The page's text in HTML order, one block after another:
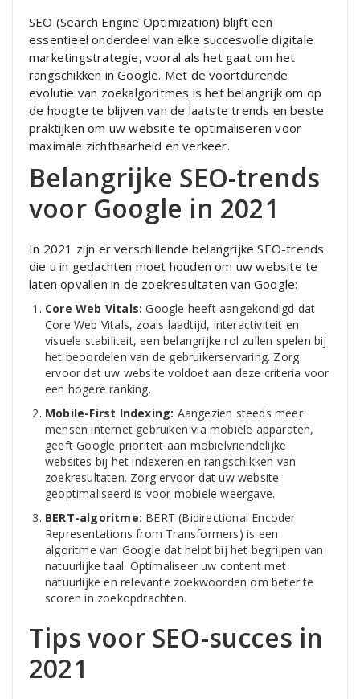
SEO (Search Engine Optimization) blijft een
essentieel onderdeel van elke succesvolle digitale
marketingstrategie, vooral als het gaat om het
rangschikken in Google. Met de voortdurende
evolutie van zoekalgoritmes is het belangrijk om op
de hoogte te blijven van de laatste trends en beste
praktijken om uw website te optimaliseren voor
maximale zichtbaarheid en verkeer.
Belangrijke SEO-trends
voor Google in 2021
In 2021 zijn er verschillende belangrijke SEO-trends
die u in gedachten moet houden om uw website te
laten opvallen in de zoekresultaten van Google:
Core Web Vitals: Google heeft aangekondigd dat
Core Web Vitals, zoals laadtijd, interactiviteit en
visuele stabiliteit, een belangrijke rol zullen spelen bij
het beoordelen van de gebruikerservaring. Zorg
ervoor dat uw website voldoet aan deze criteria voor
een hogere ranking.
Mobile-First Indexing: Aangezien steeds meer
mensen internet gebruiken via mobiele apparaten,
geeft Google prioriteit aan mobielvriendelijke
websites bij het indexeren en rangschikken van
zoekresultaten. Zorg ervoor dat uw website
geoptimaliseerd is voor mobiele weergave.
BERT-algoritme: BERT (Bidirectional Encoder
Representations from Transformers) is een
algoritme van Google dat helpt bij het begrijpen van
natuurlijke taal. Optimaliseer uw content met
natuurlijke en relevante zoekwoorden om beter te
scoren in zoekopdrachten.
Tips voor SEO-succes in
2021